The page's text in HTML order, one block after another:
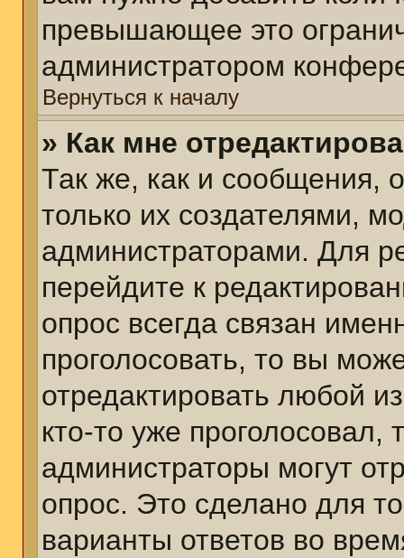
превышающее это
администратором
Вернуться к началу
» Как мне
Так же, как и сообщения,
только их создателями,
администраторами. Для
перейдите к
опрос всегда связан
проголосовать, то вы
отредактировать любой
кто-то уже
администраторы могут
опрос. Это сделано для
варианты ответов во